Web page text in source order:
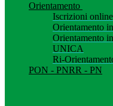
Orientamento
Iscrizioni online
Orientamento
Orientamento
UNICA
Ri-
PON - PNRR - PN